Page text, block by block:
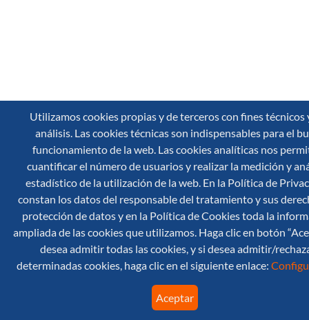
Utilizamos cookies propias y de terceros con fines técnicos
análisis. Las cookies técnicas son indispensables para el
funcionamiento de la web. Las cookies analíticas nos
cuantificar el número de usuarios y realizar la medición y
estadístico de la utilización de la web. En la Política de
constan los datos del responsable del tratamiento y sus
protección de datos y en la Política de Cookies toda la
ampliada de las cookies que utilizamos. Haga clic en botón
desea admitir todas las cookies, y si desea admitir/
determinadas cookies, haga clic en el siguiente enlace:
Aceptar